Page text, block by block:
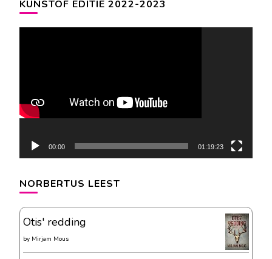
KUNSTOF EDITIE 2022-2023
00:00 01:19:23
NORBERTUS LEEST
Otis' redding
by Mirjam Mous